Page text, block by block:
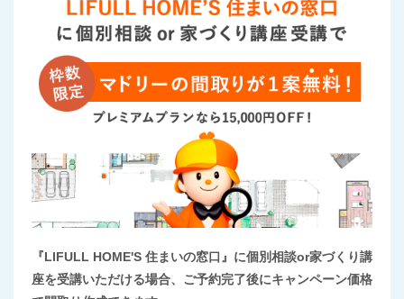
『LIFULL HOME'S 住まいの窓口』に個別相談or家づくり講
座を受講いただける場合、ご予約完了後にキャンペーン価格